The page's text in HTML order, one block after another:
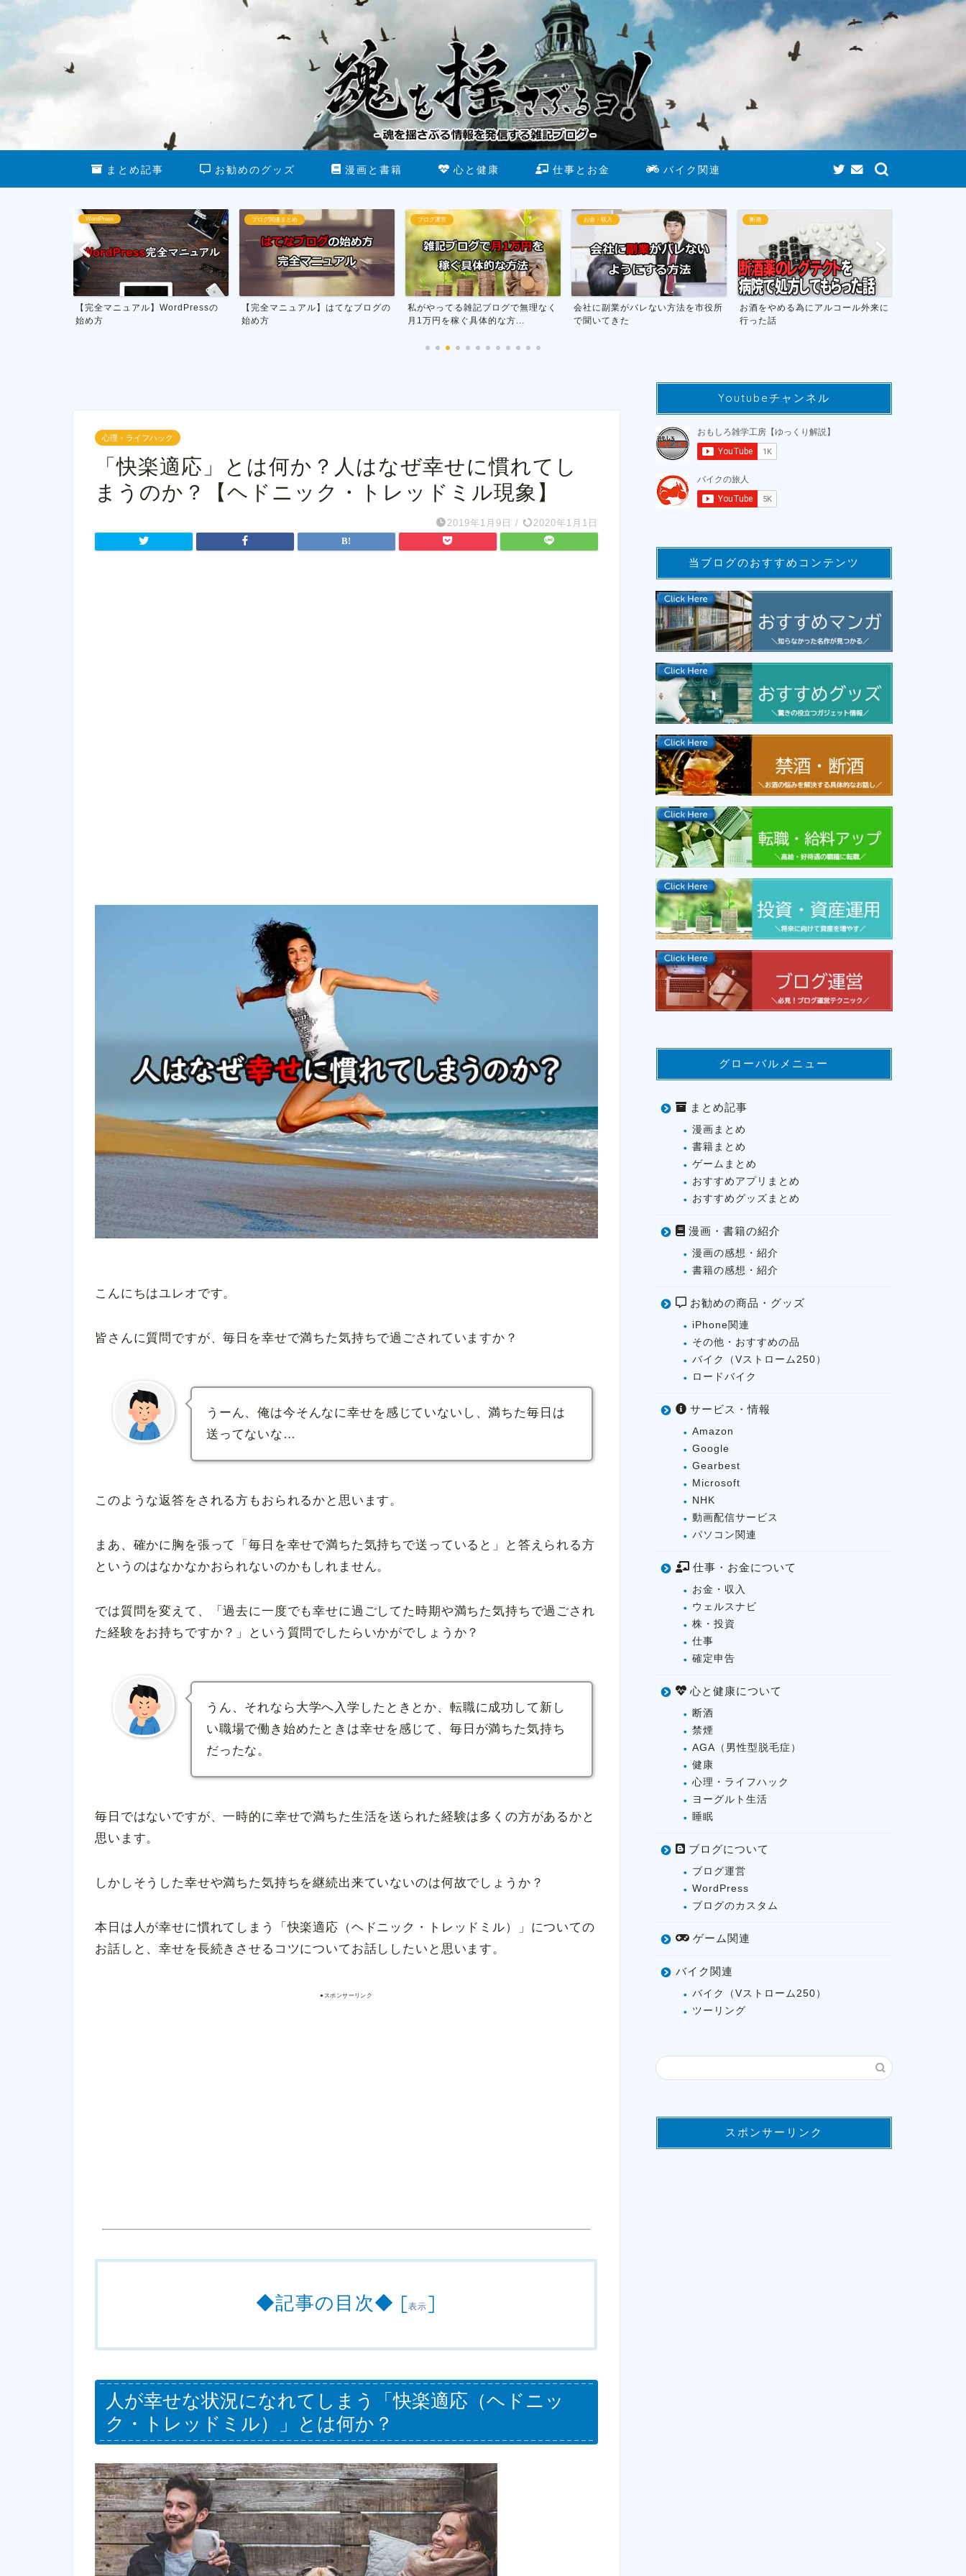
まとめ記事 お勧めのグッズ 漫画と書籍 心と健康 仕事とお金 バイク関連
ブログ関連まとめ
【完全マニュアル】はてなブログの
始め方
ブログ運営
私がやってる雑記ブログで無理なく
月1万円を稼ぐ具体的な方...
お金・収入
会社に副業がバレない方法を市役所
で聞いてきた
断酒
お酒をやめる為にアルコール外来に
行った話
お酒をやめて人生が変わったお話し
心理・ライフハック
「快楽適応」とは何か？人はなぜ幸せに慣れてし
まうのか？【ヘドニック・トレッドミル現象】
2019年1月9日 / 2020年1月1日
こんにちはユレオです。
皆さんに質問ですが、毎日を幸せで満ちた気持ちで過ごされていますか？
うーん、俺は今そんなに幸せを感じていないし、満ちた毎日は
送ってないな…
このような返答をされる方もおられるかと思います。
まあ、確かに胸を張って「毎日を幸せで満ちた気持ちで送っていると」と答えられる方
というのはなかなかおられないのかもしれません。
では質問を変えて、「過去に一度でも幸せに過ごしてた時期や満ちた気持ちで過ごされ
た経験をお持ちですか？」という質問でしたらいかがでしょうか？
うん、それなら大学へ入学したときとか、転職に成功して新し
い職場で働き始めたときは幸せを感じて、毎日が満ちた気持ち
だったな。
毎日ではないですが、一時的に幸せで満ちた生活を送られた経験は多くの方があるかと
思います。
しかしそうした幸せや満ちた気持ちを継続出来ていないのは何故でしょうか？
本日は人が幸せに慣れてしまう「快楽適応（ヘドニック・トレッドミル）」についての
お話しと、幸せを長続きさせるコツについてお話ししたいと思います。
●スポンサーリンク
◆記事の目次◆ [表示 ]
人が幸せな状況になれてしまう「快楽適応（ヘドニッ
ク・トレッドミル）」とは何か？
Youtubeチャンネル
当ブログのおすすめコンテンツ
グローバルメニュー
まとめ記事
漫画まとめ
書籍まとめ
ゲームまとめ
おすすめアプリまとめ
おすすめグッズまとめ
漫画・書籍の紹介
漫画の感想・紹介
書籍の感想・紹介
お勧めの商品・グッズ
iPhone関連
その他・おすすめの品
バイク（Vストローム250）
ロードバイク
サービス・情報
Amazon
Google
Gearbest
Microsoft
NHK
動画配信サービス
パソコン関連
仕事・お金について
お金・収入
ウェルスナビ
株・投資
仕事
確定申告
心と健康について
断酒
禁煙
AGA（男性型脱毛症）
健康
心理・ライフハック
ヨーグルト生活
睡眠
ブログについて
ブログ運営
WordPress
ブログのカスタム
ゲーム関連
バイク関連
バイク（Vストローム250）
ツーリング
スポンサーリンク